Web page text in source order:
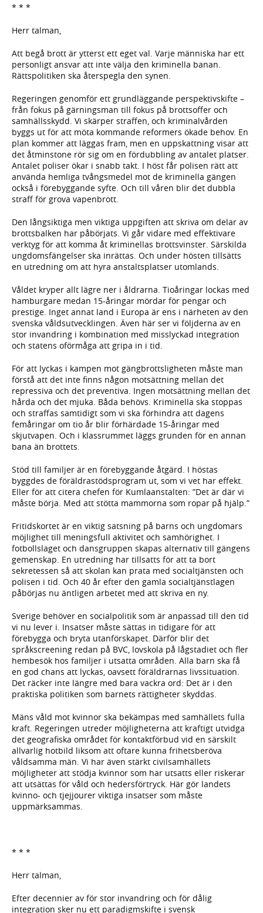
* * *
Herr talman,
Att begå brott är ytterst ett eget val. Varje människa har ett
personligt ansvar att inte välja den kriminella banan.
Rättspolitiken ska återspegla den synen.
Regeringen genomför ett grundläggande perspektivskifte –
från fokus på gärningsman till fokus på brottsoffer och
samhällsskydd. Vi skärper straffen, och kriminalvården
byggs ut för att möta kommande reformers ökade behov. En
plan kommer att läggas fram, men en uppskattning visar att
det åtminstone rör sig om en fördubbling av antalet platser.
Antalet poliser ökar i snabb takt. I höst får polisen rätt att
använda hemliga tvångsmedel mot de kriminella gängen
också i förebyggande syfte. Och till våren blir det dubbla
straff för grova vapenbrott.
Den långsiktiga men viktiga uppgiften att skriva om delar av
brottsbalken har påbörjats. Vi går vidare med effektivare
verktyg för att komma åt kriminellas brottsvinster. Särskilda
ungdomsfängelser ska inrättas. Och under hösten tillsätts
en utredning om att hyra anstaltsplatser utomlands.
Våldet kryper allt lägre ner i åldrarna. Tioåringar lockas med
hamburgare medan 15-åringar mördar för pengar och
prestige. Inget annat land i Europa är ens i närheten av den
svenska vålds­utvecklingen. Även här ser vi följderna av en
stor invandring i kombination med misslyckad integration
och statens oförmåga att gripa in i tid.
För att lyckas i kampen mot gängbrottsligheten måste man
förstå att det inte finns någon motsättning mellan det
repressiva och det preventiva. Ingen motsättning mellan det
hårda och det mjuka. Båda behövs. Kriminella ska stoppas
och straffas samtidigt som vi ska förhindra att dagens
femåringar om tio år blir förhärdade 15-åringar med
skjutvapen. Och i klassrummet läggs grunden för en annan
bana än brottets.
Stöd till familjer är en förebyggande åtgärd. I höstas
byggdes de föräldrastödsprogram ut, som vi vet har effekt.
Eller för att citera chefen för Kumlaanstalten: ”Det är där vi
måste börja. Med att stötta mammorna som ropar på hjälp.”
Fritidskortet är en viktig satsning på barns och ungdomars
möjlighet till meningsfull aktivitet och samhörighet. I
fotbollslaget och dansgruppen skapas alternativ till gängens
gemenskap. En utredning har tillsatts för att ta bort
sekretessen så att skolan kan prata med socialtjänsten och
polisen i tid. Och 40 år efter den gamla social­tjänstlagen
påbörjas nu äntligen arbetet med att skriva en ny.
Sverige behöver en socialpolitik som är anpassad till den tid
vi nu lever i. Insatser måste sättas in tidigare för att
förebygga och bryta utanförskapet. Därför blir det
språkscreening redan på BVC, lovskola på lågstadiet och fler
hembesök hos familjer i utsatta områden. Alla barn ska få
en god chans att lyckas, oavsett föräldrarnas livssituation.
Det räcker inte längre med bara vackra ord: Det är i den
praktiska politiken som barnets rättigheter skyddas.
Mäns våld mot kvinnor ska bekämpas med samhällets fulla
kraft. Regeringen utreder möjligheterna att kraftigt utvidga
det geografiska området för kontaktförbud vid en särskilt
allvarlig hotbild liksom att oftare kunna frihetsberöva
våldsamma män. Vi har även stärkt civilsamhällets
möjligheter att stödja kvinnor som har utsatts eller riskerar
att utsättas för våld och hedersförtryck. Här gör landets
kvinno- och tjejjourer viktiga insatser som måste
uppmärksammas.
* * *
Herr talman,
Efter decennier av för stor invandring och för dålig
integration sker nu ett paradigmskifte i svensk